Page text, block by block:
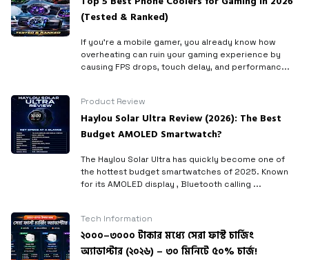
(Tested & Ranked)
If you’re a mobile gamer, you already know how
overheating can ruin your gaming experience by
causing FPS drops, touch delay, and performanc...
Product Review
Haylou Solar Ultra Review (2026): The Best
Budget AMOLED Smartwatch?
The Haylou Solar Ultra has quickly become one of
the hottest budget smartwatches of 2025. Known
for its AMOLED display , Bluetooth calling ...
Tech Information
২০০০–৩০০০ টাকার মধ্যে সেরা ফাস্ট চার্জিং
অ্যাডাপ্টার (২০২৬) – ৩০ মিনিটে ৫০% চার্জ!